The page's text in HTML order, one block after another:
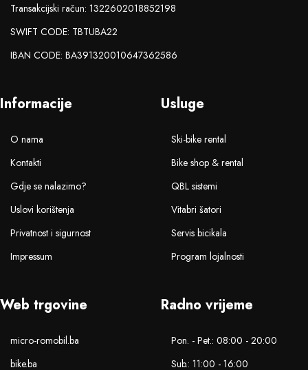
Transakcijski račun: 1322602018852198
SWIFT CODE: TBTUBA22
IBAN CODE: BA391320010647362586
Informacije
O nama
Kontakti
Gdje se nalazimo?
Uslovi korištenja
Privatnost i sigurnost
Impressum
Usluge
Ski-bike rental
Bike shop & rental
QBL sistemi
Vitabri šatori
Servis bicikala
Program lojalnosti
Web trgovine
micro-romobil.ba
bike.ba
Radno vrijeme
Pon. - Pet.: 08:00 - 20:00
Sub.: 11:00 - 16:00